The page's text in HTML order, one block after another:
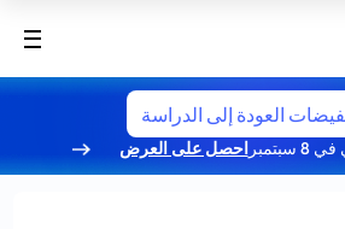
العودة إلى الدراسة
احصل على العرض